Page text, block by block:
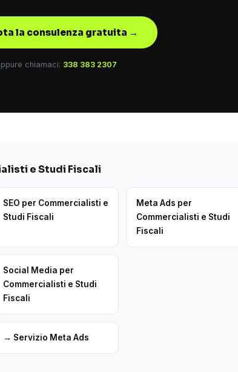
la consulenza gratuita →
chiamaci: 338 383 2307
e Studi Fiscali
SEO per Commercialisti e
Studi Fiscali
Meta Ads per
Commercialisti e Studi
Fiscali
Social Media per
Commercialisti e Studi
Fiscali
→ Servizio Meta Ads